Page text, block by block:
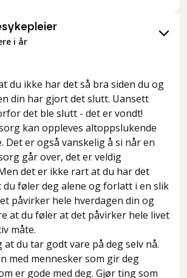
i år
du ikke har det så bra siden du og
din har gjort det slutt. Uansett
det ble slutt - det er vondt!
kan oppleves altoppslukende
Det er også vanskelig å si når en
går over, det er veldig
det er ikke rart at du har det
du føler deg alene og forlatt i en slik
påvirker hele hverdagen din og
at du føler at det påvirker hele livet
måte.
at du tar godt vare på deg selv nå.
med mennesker som gir deg
er gode med deg. Gjør ting som